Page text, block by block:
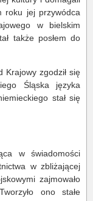
roku jej przywódca
w bielskim
także posłem do
Krajowy zgodził się
Śląska języka
stał się
w świadomości
w zbliżającej
zajmowało
ono stałe